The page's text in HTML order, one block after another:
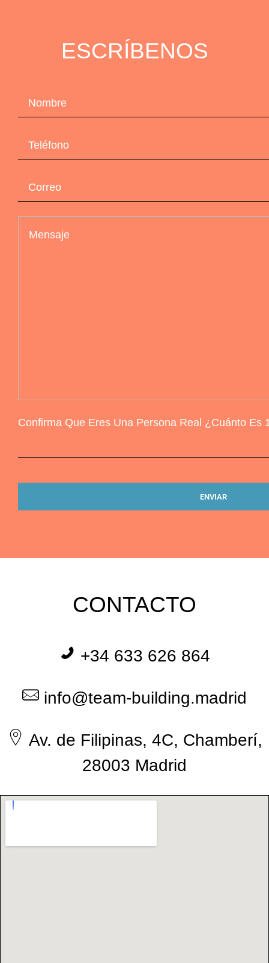
ESCRÍBENOS
Confirma Que Eres Una Persona Real ¿Cuánto Es
CONTACTO
+34 633 626 864
info@team-building.madrid
Av. de Filipinas, 4C, Chamberí,
28003 Madrid